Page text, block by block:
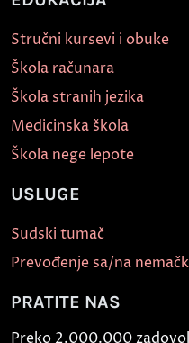
Stručni kursevi i obuke
Škola računara
Škola stranih jezika
Medicinska škola
Škola nege lepote
USLUGE
Sudski tumač
Prevođenje sa/na
PRATITE NAS
Preko 2.000.000